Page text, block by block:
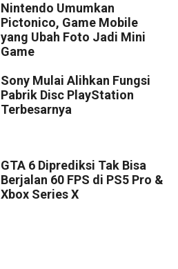
Nintendo Umumkan
Pictonico, Game Mobile
yang Ubah Foto Jadi Mini
Game
Sony Mulai Alihkan Fungsi
Pabrik Disc PlayStation
Terbesarnya
GTA 6 Diprediksi Tak Bisa
Berjalan 60 FPS di PS5 Pro &
Xbox Series X